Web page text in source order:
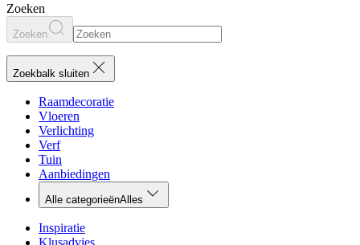
Zoeken
Zoeken
Zoekbalk sluiten
Raamdecoratie
Vloeren
Verlichting
Verf
Tuin
Aanbiedingen
Alle categorieënAlles
Inspiratie
Klusadvies